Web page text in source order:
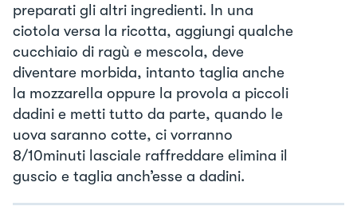
preparati gli altri ingredienti. In una
ciotola versa la ricotta, aggiungi qualche
cucchiaio di ragù e mescola, deve
diventare morbida, intanto taglia anche
la mozzarella oppure la provola a piccoli
dadini e metti tutto da parte, quando le
uova saranno cotte, ci vorranno
8/10minuti lasciale raffreddare elimina il
guscio e taglia anch’esse a dadini.